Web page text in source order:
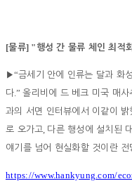
[물류] " 행성 간 물류 체인 최적
▶“금세기 안에 인류는 달과 화
다.”올리비에 드 베크 미국 매사
과의 서면 인터뷰에서 이같이 밝
로 오가고, 다른 행성에 설치된
얘기를 넘어 현실화할 것이란 전
https://www.hankyung.com/